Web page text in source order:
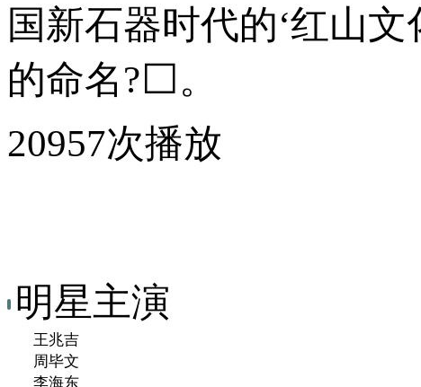
国新石器时代的‘红山
的命名?⬜。
20957次播放
明星主演
王兆吉
周毕文
李海东